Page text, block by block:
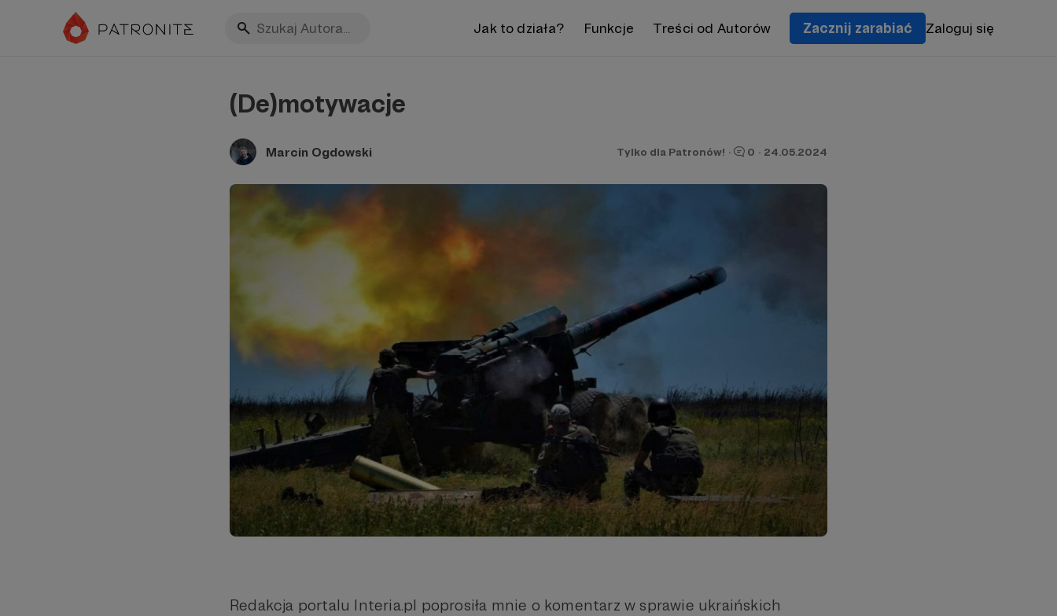
Jak to działa? Funkcje Treści od Autorów Zacznij zarabiać Zaloguj się
(De)motywacje
Marcin Ogdowski Tylko dla Patronów! · 0 · 24.05.2024
Redakcja portalu Interia.pl poprosiła mnie o komentarz w sprawie ukraińskich